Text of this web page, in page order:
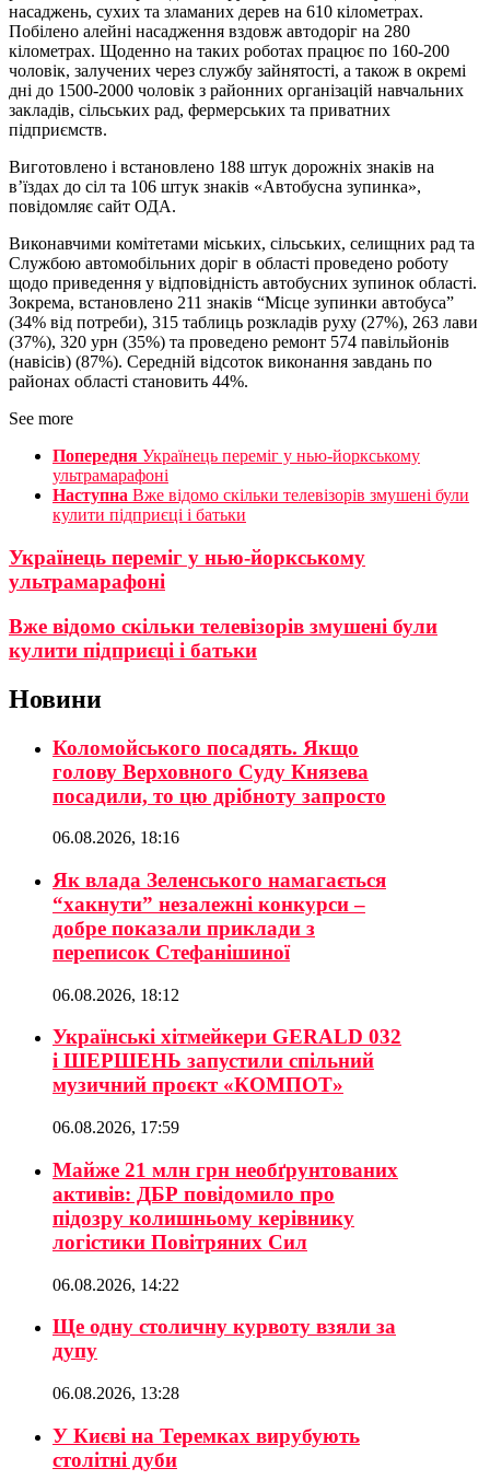
насаджень, сухих та зламаних дерев на 610 кілометрах.
Побілено алейні насадження вздовж автодоріг на 280
кілометрах. Щоденно на таких роботах працює по 160-200
чоловік, залучених через службу зайнятості, а також в окремі
дні до 1500-2000 чоловік з районних організацій навчальних
закладів, сільських рад, фермерських та приватних
підприємств.
Виготовлено і встановлено 188 штук дорожніх знаків на
в’їздах до сіл та 106 штук знаків «Автобусна зупинка»,
повідомляє сайт ОДА.
Виконавчими комітетами міських, сільських, селищних рад та
Службою автомобільних доріг в області проведено роботу
щодо приведення у відповідність автобусних зупинок області.
Зокрема, встановлено 211 знаків “Місце зупинки автобуса”
(34% від потреби), 315 таблиць розкладів руху (27%), 263 лави
(37%), 320 урн (35%) та проведено ремонт 574 павільйонів
(навісів) (87%). Середній відсоток виконання завдань по
районах області становить 44%.
See more
Попередня Українець переміг у нью-йоркському
ультрамарафоні
Наступна Вже відомо скільки телевізорів змушені були
кулити підприєці і батьки
Українець переміг у нью-йоркському
ультрамарафоні
Вже відомо скільки телевізорів змушені були
кулити підприєці і батьки
Новини
Коломойського посадять. Якщо
голову Верховного Суду Князева
посадили, то цю дрібноту запросто
06.08.2026, 18:16
Як влада Зеленського намагається
“хакнути” незалежні конкурси –
добре показали приклади з
переписок Стефанішиної
06.08.2026, 18:12
Українські хітмейкери GERALD 032
і ШЕРШЕНЬ запустили спільний
музичний проєкт «КОМПОТ»
06.08.2026, 17:59
Майже 21 млн грн необґрунтованих
активів: ДБР повідомило про
підозру колишньому керівнику
логістики Повітряних Сил
06.08.2026, 14:22
Ще одну столичну курвоту взяли за
дупу
06.08.2026, 13:28
У Києві на Теремках вирубують
столітні дуби